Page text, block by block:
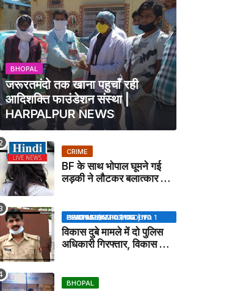
BHOPAL
जरूरतमंदो तक खाना पहुचाँ रही
आदिशक्ति फाउंडेशन संस्था |
HARPALPUR NEWS
CRIME
BF के साथ भोपाल घूमने गई
लड़की ने लौटकर बलात्कार का
BHOPAL SAMACHAR | NO 1 HINDI NEWS PORTAL OF CENTRAL INDIA (MADHYA PRADESH)
विकास दुबे मामले में दो पुलिस
अधिकारी गिरफ्तार, विकास की
BHOPAL